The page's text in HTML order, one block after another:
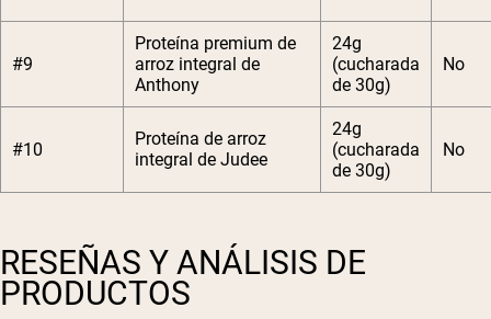
#9
Proteína premium de
arroz integral de
Anthony
24g
(cucharada
de 30g)
No
#10
Proteína de arroz
integral de Judee
24g
(cucharada
de 30g)
No
RESEÑAS Y ANÁLISIS DE
PRODUCTOS